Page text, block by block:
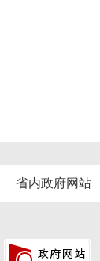
省内政府网站